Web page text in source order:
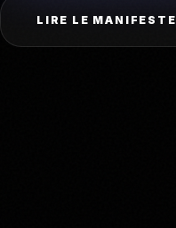
LIRE LE MANIFESTE